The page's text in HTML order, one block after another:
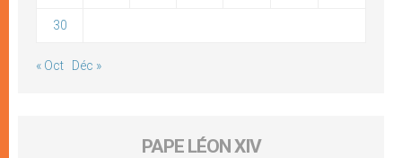
30
« Oct Déc »
PAPE LÉON XIV